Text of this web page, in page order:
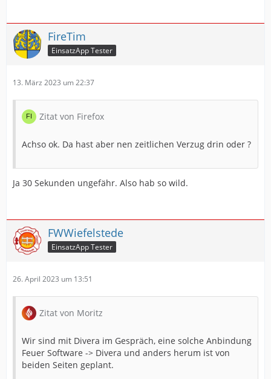
FireTim
EinsatzApp Tester
13. März 2023 um 22:37
Zitat von Firefox
Achso ok. Da hast aber nen zeitlichen Verzug drin oder ?
Ja 30 Sekunden ungefähr. Also hab so wild.
FWWiefelstede
EinsatzApp Tester
26. April 2023 um 13:51
Zitat von Moritz
Wir sind mit Divera im Gespräch, eine solche Anbindung
Feuer Software -> Divera und anders herum ist von
beiden Seiten geplant.